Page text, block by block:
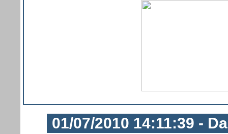
01/07/2010 14:11:39 -